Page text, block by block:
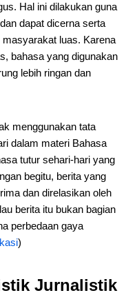
Hal ini dilakukan guna
dapat dicerna serta
luas. Karena
bahasa yang digunakan
lebih ringan dan
menggunakan tata
dalam materi Bahasa
tutur sehari-hari yang
begitu, berita yang
dan direlasikan oleh
berita itu bukan bagian
perbedaan gaya
)
Jurnalistik